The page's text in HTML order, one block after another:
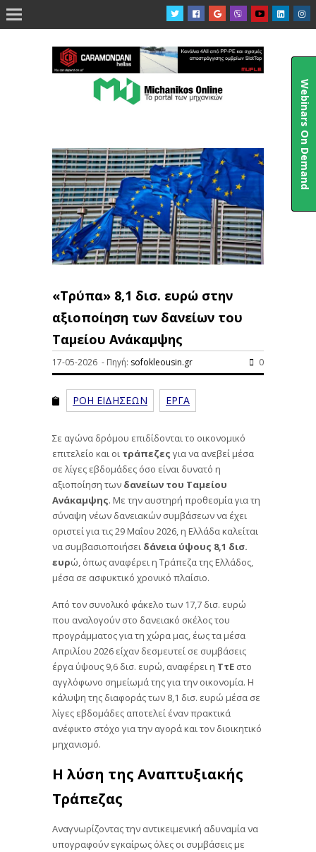

«Τρύπα» 8,1 δισ. ευρώ στην
αξιοποίηση των δανείων του
Ταμείου Ανάκαμψης
17-05-2026 - Πηγή: sofokleousin.gr 0
ΡΟΗ ΕΙΔΗΣΕΩΝ ΕΡΓΑ
Σε αγώνα δρόμου επιδίδονται το οικονομικό
επιτελείο και οι τράπεζες για να ανεβεί μέσα
σε λίγες εβδομάδες όσο είναι δυνατό η
αξιοποίηση των δανείων του Ταμείου
Ανάκαμψης. Με την αυστηρή προθεσμία για τη
σύναψη νέων δανειακών συμβάσεων να έχει
οριστεί για τις 29 Μαΐου 2026, η Ελλάδα καλείται
να συμβασιοποιήσει δάνεια ύψους 8,1 δισ.
ευρώ, όπως αναφέρει η Τράπεζα της Ελλάδος,
μέσα σε ασφυκτικό χρονικό πλαίσιο.
Από τον συνολικό φάκελο των 17,7 δισ. ευρώ
που αναλογούν στο δανειακό σκέλος του
προγράμματος για τη χώρα μας, έως τα μέσα
Απριλίου 2026 είχαν δεσμευτεί σε συμβάσεις
έργα ύψους 9,6 δισ. ευρώ, αναφέρει η ΤτΕ στο
αγγλόφωνο σημείωμά της για την οικονομία. Η
κάλυψη της διαφοράς των 8,1 δισ. ευρώ μέσα σε
λίγες εβδομάδες αποτελεί έναν πρακτικά
ανέφικτο στόχο για την αγορά και τον διοικητικό
μηχανισμό.
Η λύση της Αναπτυξιακής
Τράπεζας
Αναγνωρίζοντας την αντικειμενική αδυναμία να
υπογραφούν εγκαίρως όλες οι συμβάσεις με
Webinars On Demand